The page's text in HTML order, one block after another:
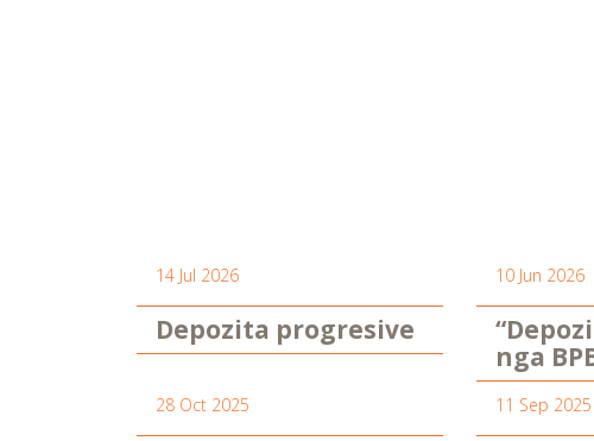
14 Jul 2026
Depozita progresive
10 Jun 2026
nga
28 Oct 2025 11 Sep 2025